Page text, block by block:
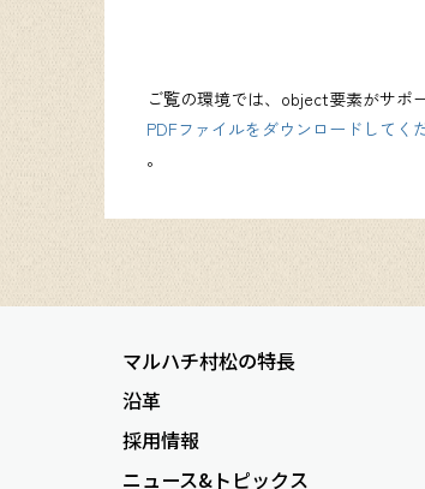
ご覧の環境では、object要素がサポ
PDFファイルをダウンロードしてく
。
マルハチ村松の特長
沿革
採用情報
ニュース&トピックス